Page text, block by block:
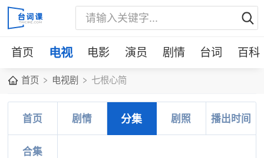
首页 电视 电影 演员 剧情 台词 百科
首页 电视剧 七根心简
首页 剧情 分集 剧照 播出时间
合集